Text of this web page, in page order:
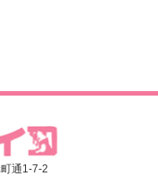
通1-7-2